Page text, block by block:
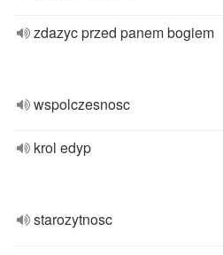
zdazyc przed panem bogiem
wspolczesnosc
krol edyp
starozytnosc